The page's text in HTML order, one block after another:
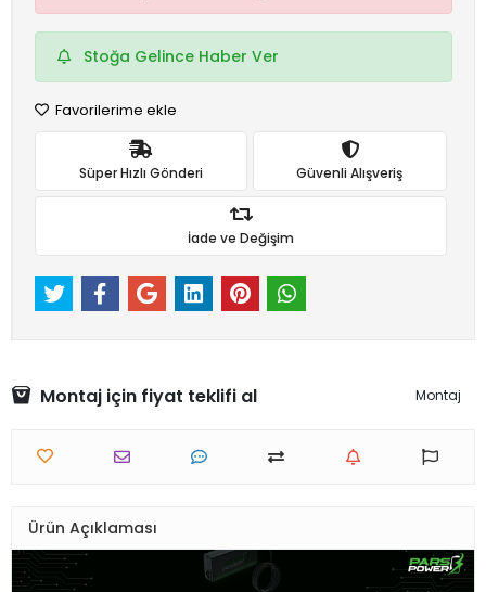
Stoğa Gelince Haber Ver
Favorilerime ekle
Süper Hızlı Gönderi Güvenli Alışveriş
İade ve Değişim
Montaj için fiyat teklifi al Montaj
Ürün Açıklaması